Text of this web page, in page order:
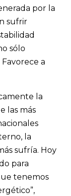
por la
sufrir
sólo
a
la
las más
la
sufría. Hoy
para
tenemos